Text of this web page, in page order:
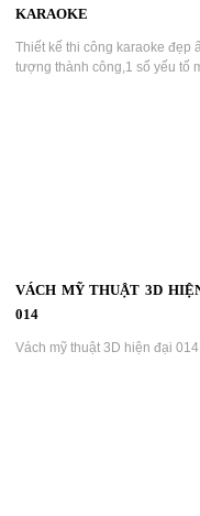
KARAOKE
Thiết kế thi công karaoke đẹp
tượng thành công,1 số yếu tố
VÁCH MỸ THUẬT 3D
014
Vách mỹ thuật 3D hiện đại